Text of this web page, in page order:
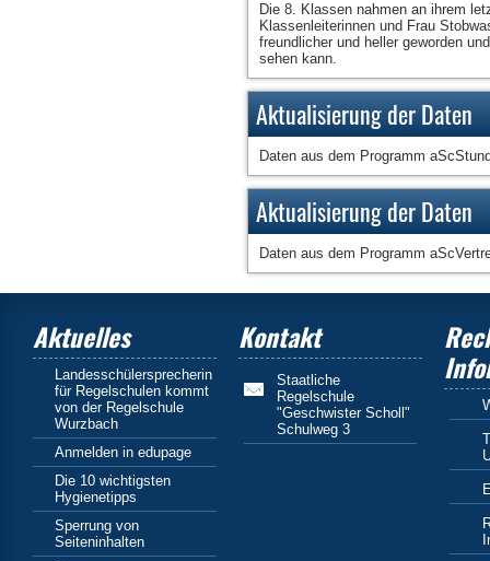
Die 8. Klassen nahmen an ihrem
Klassenleiterinnen und Frau
freundlicher und heller geworden
sehen kann.
Aktualisierung der Daten
Daten aus dem Programm
Aktualisierung der Daten
Daten aus dem Programm
Aktuelles
Landesschülersprecherin
für Regelschulen kommt
von der Regelschule
Wurzbach
Anmelden in edupage
Die 10 wichtigsten
Hygienetipps
Sperrung von
Seiteninhalten
Kontakt
Staatliche
Regelschule
"Geschwister Scholl"
Schulweg 3